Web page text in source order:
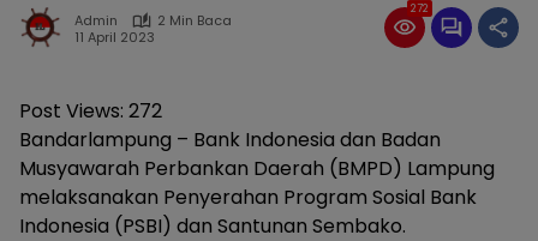
Admin
2 Min Baca
11 April 2023
272
Post Views: 272
Bandarlampung – Bank Indonesia dan Badan
Musyawarah Perbankan Daerah (BMPD) Lampung
melaksanakan Penyerahan Program Sosial Bank
Indonesia (PSBI) dan Santunan Sembako.